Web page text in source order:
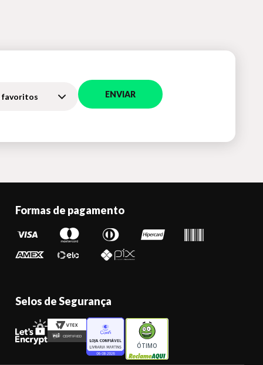
favoritos ENVIAR
Formas de pagamento
Selos de Segurança
ÓTIMO